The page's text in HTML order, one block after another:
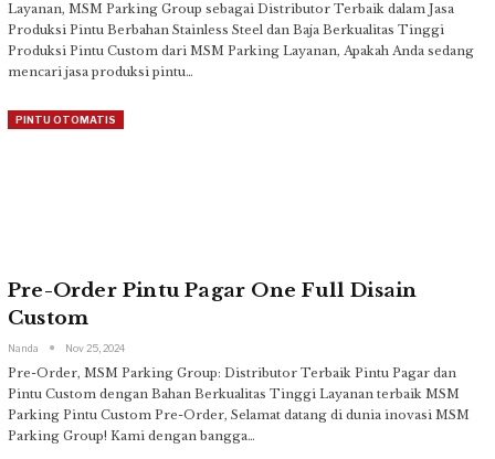
Layanan, MSM Parking Group sebagai Distributor Terbaik dalam Jasa
Produksi Pintu Berbahan Stainless Steel dan Baja Berkualitas Tinggi
Produksi Pintu Custom dari MSM Parking Layanan, Apakah Anda sedang
mencari jasa produksi pintu…
PINTU OTOMATIS
Pre-Order Pintu Pagar One Full Disain
Custom
Nanda Nov 25, 2024
Pre-Order, MSM Parking Group: Distributor Terbaik Pintu Pagar dan
Pintu Custom dengan Bahan Berkualitas Tinggi Layanan terbaik MSM
Parking Pintu Custom Pre-Order, Selamat datang di dunia inovasi MSM
Parking Group! Kami dengan bangga…